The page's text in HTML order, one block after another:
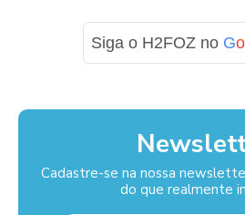
Siga o H2FOZ no Go
Cadastre-se na nossa
do que realmente